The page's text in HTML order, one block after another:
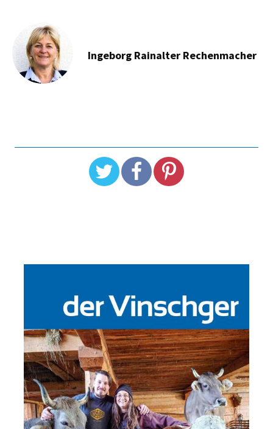
Ingeborg Rainalter Rechenmacher